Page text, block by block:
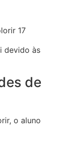
17
devido às
de
o aluno